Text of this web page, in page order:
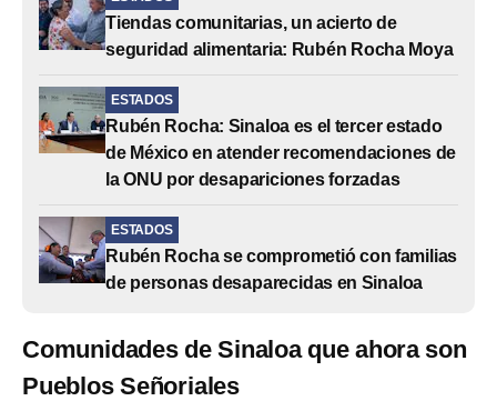
Tiendas comunitarias, un acierto de
seguridad alimentaria: Rubén Rocha Moya
ESTADOS
Rubén Rocha: Sinaloa es el tercer estado
de México en atender recomendaciones de
la ONU por desapariciones forzadas
ESTADOS
Rubén Rocha se comprometió con familias
de personas desaparecidas en Sinaloa
Comunidades de Sinaloa que ahora son
Pueblos Señoriales